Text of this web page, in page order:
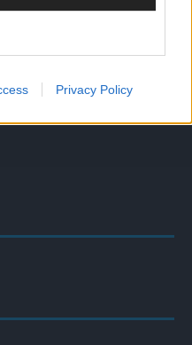
Privacy Policy